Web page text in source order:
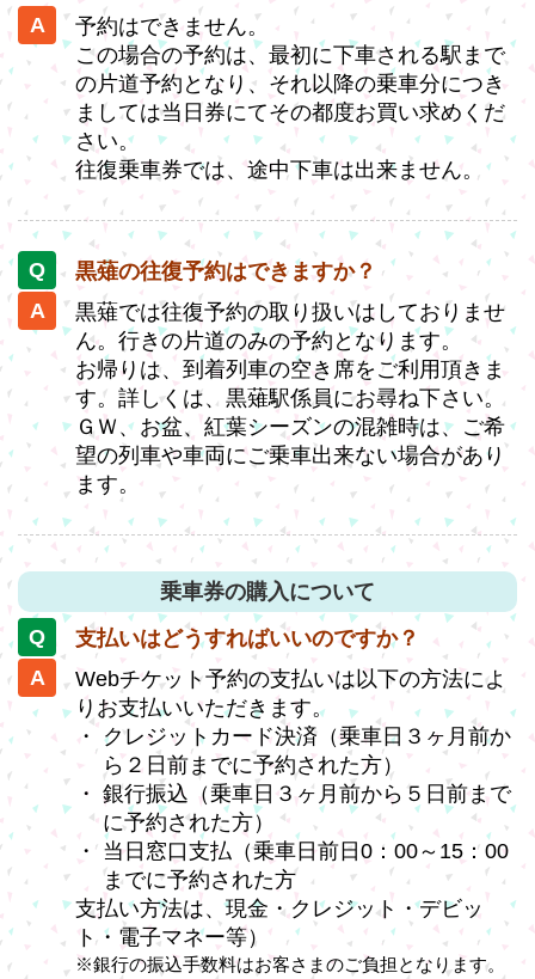
予約はできません。
この場合の予約は、最初に下車される駅まで
の片道予約となり、それ以降の乗車分につき
ましては当日券にてその都度お買い求めくだ
さい。
往復乗車券では、途中下車は出来ません。
黒薙の往復予約はできますか？
黒薙では往復予約の取り扱いはしておりませ
ん。行きの片道のみの予約となります。
お帰りは、到着列車の空き席をご利用頂きま
す。詳しくは、黒薙駅係員にお尋ね下さい。
ＧＷ、お盆、紅葉シーズンの混雑時は、ご希
望の列車や車両にご乗車出来ない場合があり
ます。
乗車券の購入について
支払いはどうすればいいのですか？
Webチケット予約の支払いは以下の方法によ
りお支払いいただきます。
クレジットカード決済（乗車日３ヶ月前か
ら２日前までに予約された方）
銀行振込（乗車日３ヶ月前から５日前まで
に予約された方）
当日窓口支払（乗車日前日0：00～15：00
までに予約された方
支払い方法は、現金・クレジット・デビッ
ト・電子マネー等）
※銀行の振込手数料はお客さまのご負担となります。